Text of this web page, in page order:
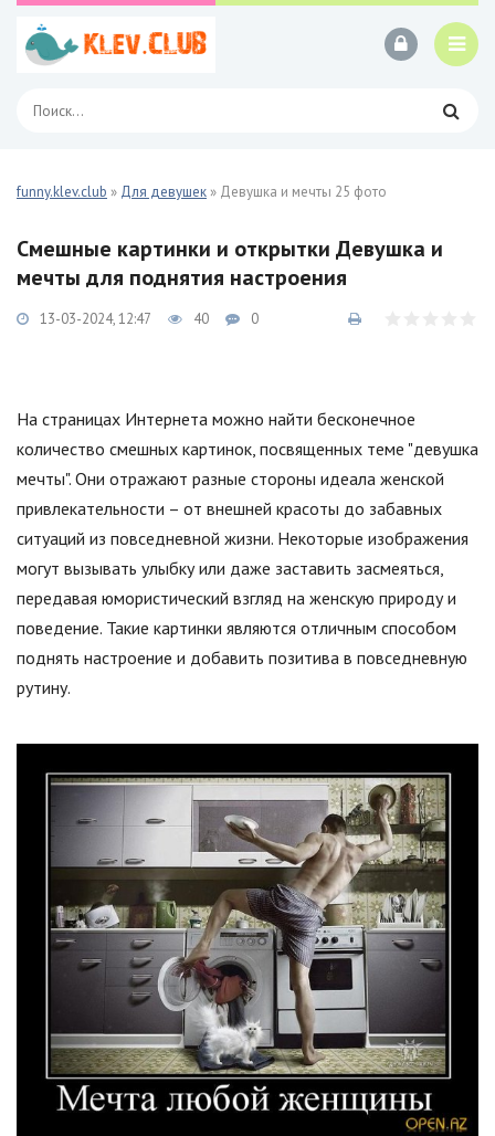
funny.klev.club » Для девушек » Девушка и мечты 25 фото
Смешные картинки и открытки Девушка и
мечты для поднятия настроения
13-03-2024, 12:47 40 0
На страницах Интернета можно найти бесконечное
количество смешных картинок, посвященных теме "девушка
мечты". Они отражают разные стороны идеала женской
привлекательности – от внешней красоты до забавных
ситуаций из повседневной жизни. Некоторые изображения
могут вызывать улыбку или даже заставить засмеяться,
передавая юмористический взгляд на женскую природу и
поведение. Такие картинки являются отличным способом
поднять настроение и добавить позитива в повседневную
рутину.